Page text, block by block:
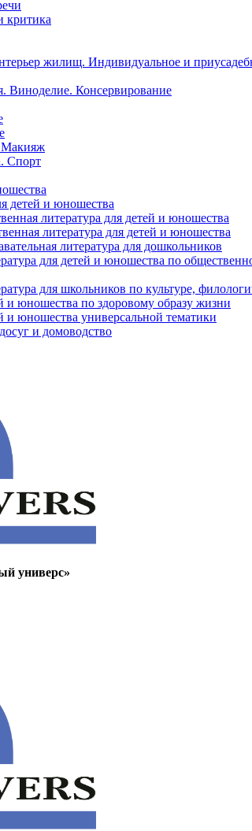
критика
жилищ. Индивидуальное и
Виноделие. Консервирование
Макияж
Спорт
детей и юношества
литература для детей и юношества
литература для детей и юношества
литература для дошкольников
для детей и юношества по
для школьников по культуре,
и юношества по здоровому образу жизни
и юношества универсальной тематики
и домоводство
универс»